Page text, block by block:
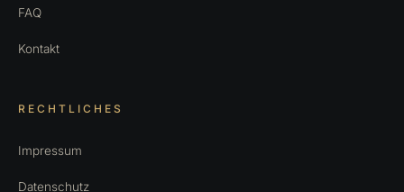
FAQ
Kontakt
RECHTLICHES
Impressum
Datenschutz